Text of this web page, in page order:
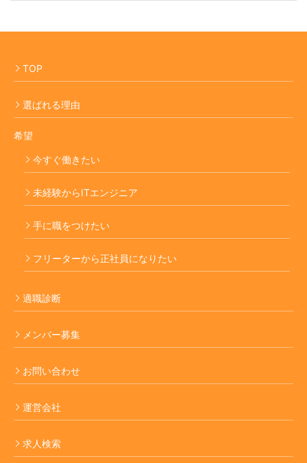
TOP
選ばれる理由
希望
今すぐ働きたい
未経験からITエンジニア
手に職をつけたい
フリーターから正社員になりたい
適職診断
メンバー募集
お問い合わせ
運営会社
求人検索